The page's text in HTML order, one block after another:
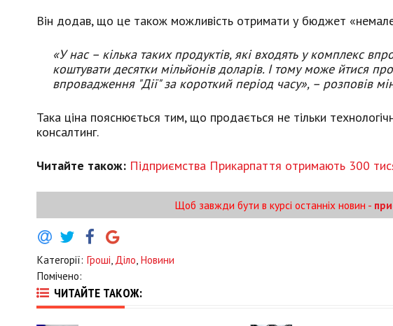
Він додав, що це також можливість отримати у бюджет
«У нас – кілька таких продуктів, які входять у комплекс
коштувати десятки мільйонів доларів. І тому може йтися
впровадження "Дії" за короткий період часу», – розповів
Така ціна пояснюється тим, що продається не тільки
консалтинг.
Читайте також: Підприємства Прикарпаття отримають 300
Щоб завжди бути в курсі останніх новин -
Категорії: Гроші, Діло, Новини
Помічено:
ЧИТАЙТЕ ТАКОЖ: